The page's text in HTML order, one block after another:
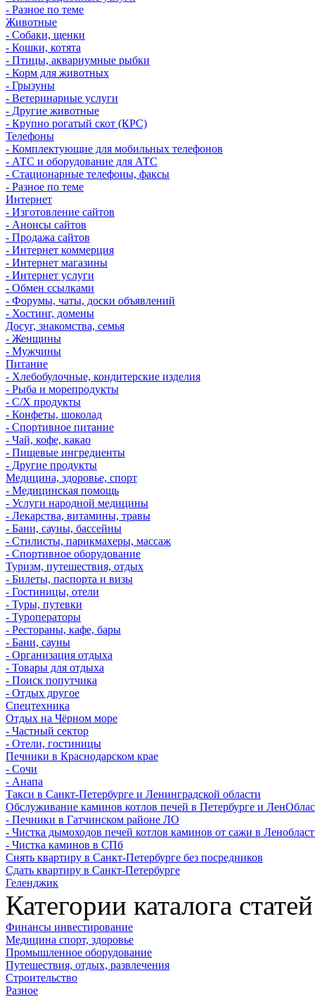
- Разное по теме
Животные
- Собаки, щенки
- Кошки, котята
- Птицы, аквариумные рыбки
- Корм для животных
- Грызуны
- Ветеринарные услуги
- Другие животные
- Крупно рогатый скот (КРС)
Телефоны
- Комплектующие для мобильных телефонов
- АТС и оборудование для АТС
- Стационарные телефоны, факсы
- Разное по теме
Интернет
- Изготовление сайтов
- Анонсы сайтов
- Продажа сайтов
- Интернет коммерция
- Интернет магазины
- Интернет услуги
- Обмен ссылками
- Форумы, чаты, доски объявлений
- Хостинг, домены
Досуг, знакомства, семья
- Женщины
- Мужчины
Питание
- Хлебобулочные, кондитерские изделия
- Рыба и морепродукты
- С/Х продукты
- Конфеты, шоколад
- Спортивное питание
- Чай, кофе, какао
- Пищевые ингредиенты
- Другие продукты
Медицина, здоровье, спорт
- Медицинская помощь
- Услуги народной медицины
- Лекарства, витамины, травы
- Бани, сауны, бассейны
- Стилисты, парикмахеры, массаж
- Спортивное оборудование
Туризм, путешествия, отдых
- Билеты, паспорта и визы
- Гостиницы, отели
- Туры, путевки
- Туроператоры
- Рестораны, кафе, бары
- Бани, сауны
- Организация отдыха
- Товары для отдыха
- Поиск попутчика
- Отдых другое
Спецтехника
Отдых на Чёрном море
- Частный сектор
- Отели, гостиницы
Печники в Краснодарском крае
- Сочи
- Анапа
Такси в Санкт-Петербурге и Ленинградской области
Обслуживание каминов котлов печей в Петербурге и
- Печники в Гатчинском районе ЛО
- Чистка дымоходов печей котлов каминов от сажи в
- Чистка каминов в СПб
Снять квартиру в Санкт-Петербурге без посредников
Сдать квартиру в Санкт-Петербурге
Геленджик
Категории каталога статей
Финансы инвестирование
Медицина спорт, здоровье
Промышленное оборудование
Путешествия, отдых, развлечения
Строительство
Разное